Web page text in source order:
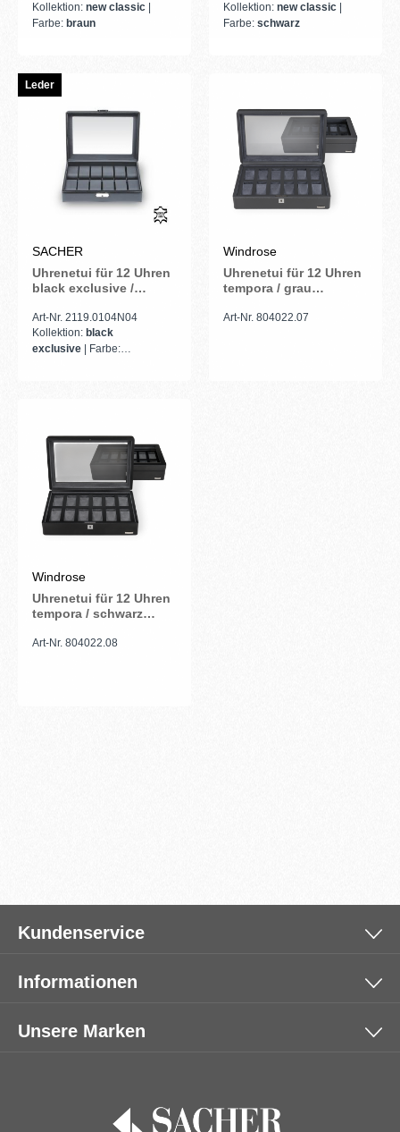
Kollektion: new classic
Farbe: braun
Kollektion: new classic
Farbe: schwarz
Leder
SACHER
Uhrenetui für 12 Uhren
black exclusive /
Art-Nr. 2119.0104N04
Kollektion: black
exclusive
| Farbe:
Windrose
Uhrenetui für 12 Uhren
tempora / grau
Art-Nr. 804022.07
Windrose
Uhrenetui für 12 Uhren
tempora / schwarz
Art-Nr. 804022.08
Kundenservice
Informationen
Unsere Marken